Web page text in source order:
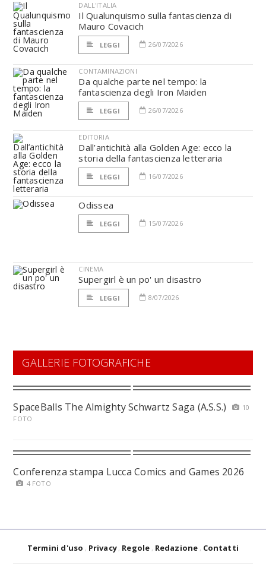
DALL'ITALIA
Il Qualunquismo sulla fantascienza di
Mauro Covacich
LEGGI 26/07/2026
CONTAMINAZIONI
Da qualche parte nel tempo: la
fantascienza degli Iron Maiden
LEGGI 26/07/2026
EDITORIA
Dall’antichità alla Golden Age: ecco la
storia della fantascienza letteraria
LEGGI 16/07/2026
Odissea
LEGGI 15/07/2026
CINEMA
Supergirl è un po' un disastro
LEGGI 8/07/2026
GALLERIE FOTOGRAFICHE
SpaceBalls The Almighty Schwartz Saga (A.S.S.)
10
FOTO
Conferenza stampa Lucca Comics and Games 2026
4 FOTO
Termini d'uso Privacy Regole Redazione Contatti